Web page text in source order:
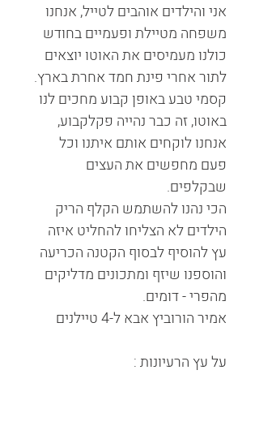
אני והילדים אוהבים לטייל, אנחנו
משפחה מטיילת ופעמיים בחודש
כולנו מעמיסים את האוטו יוצאים
לתור אחרי פינת חמד אחרת בארץ.
קסמי טבע באופן קבוע מחכים לנו
באוטו, זה כבר נהייה פקלקבוע,
אנחנו לוקחים אותם איתנו וכל
פעם מחפשים את העצים
שבקלפים.
הכי נהנו להשתמש הקלף הריק
הילדים לא הצליחו להחליט איזה
עץ להוסיף לבסוף הקטנה הכריעה
והוספנו שיזף ומתכונים מדליקים
מהפרי - דומים.
אמיר הורוביץ אבא ל-4 טיילנים
על עץ הרעיונות :